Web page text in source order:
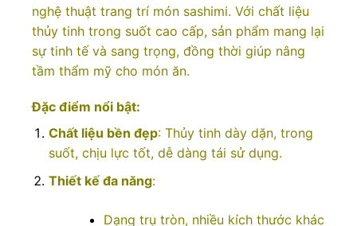
nghệ thuật trang trí món sashimi. Với chất liệu
thủy tinh trong suốt cao cấp, sản phẩm mang lại
sự tinh tế và sang trọng, đồng thời giúp nâng
tầm thẩm mỹ cho món ăn.
Đặc điểm nổi bật:
Chất liệu bền đẹp: Thủy tinh dày dặn, trong
suốt, chịu lực tốt, dễ dàng tái sử dụng.
Thiết kế đa năng:
Dạng trụ tròn, nhiều kích thước khác